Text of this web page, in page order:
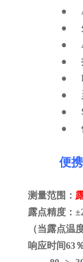
●
●
●
●
●
●
●
●
便
测量范围：
露点精度：
（当露点温
响应时间63